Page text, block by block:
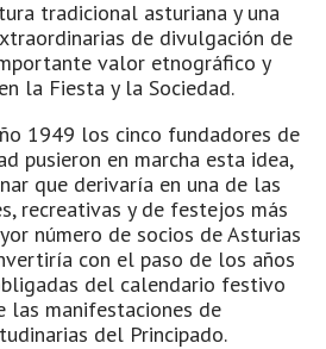
tradicional asturiana y una
de divulgación de
valor etnográfico y
la Fiesta y la Sociedad.
1949 los cinco fundadores de
pusieron en marcha esta idea,
que derivaría en una de las
recreativas y de festejos más
número de socios de Asturias
con el paso de los años
del calendario festivo
las manifestaciones de
del Principado.